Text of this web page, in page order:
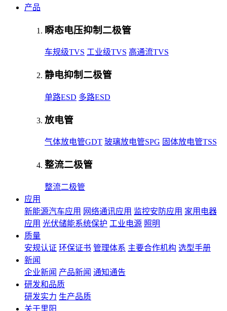
产品
瞬态电压抑制二极管
车规级TVS 工业级TVS 高通流TVS
静电抑制二极管
单路ESD 多路ESD
放电管
气体放电管GDT 玻璃放电管SPG 固体放电管TSS
整流二极管
整流二极管
应用
新能源汽车应用 网络通讯应用 监控安防应用 家用电器
应用 光伏储能系统保护 工业电源 照明
质量
安规认证 环保证书 管理体系 主要合作机构 选型手册
新闻
企业新闻 产品新闻 通知通告
研发和品质
研发实力 生产品质
关于里阳